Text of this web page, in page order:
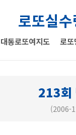
로또실
대동로또여지도 로
213회
(2006-